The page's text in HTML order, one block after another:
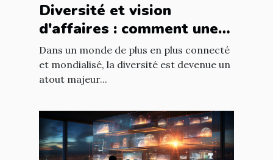
Diversité et vision
d'affaires : comment une
équipe diversifiée peut
stimuler l'innovation
Dans un monde de plus en plus connecté
et mondialisé, la diversité est devenue un
atout majeur...